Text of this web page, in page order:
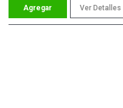
Ver Detalles